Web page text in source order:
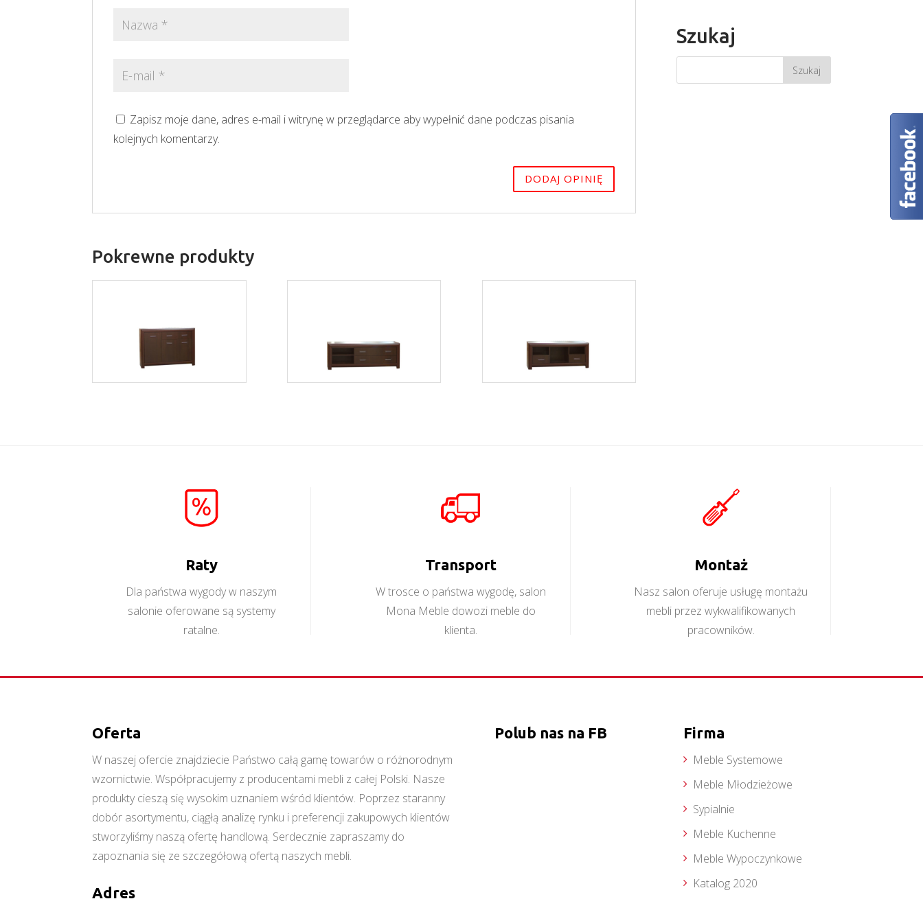
Zapisz moje dane, adres e-mail i witrynę w przeglądarce aby wypełnić dane podczas pisania
kolejnych komentarzy.
Pokrewne produkty
Szukaj
Raty
Dla państwa wygody w naszym
salonie oferowane są systemy
ratalne.
Transport
W trosce o państwa wygodę, salon
Mona Meble dowozi meble do
klienta.
Montaż
Nasz salon oferuje usługę montażu
mebli przez wykwalifikowanych
pracowników.
Oferta
W naszej ofercie znajdziecie Państwo całą gamę towarów o różnorodnym
wzornictwie. Współpracujemy z producentami mebli z całej Polski. Nasze
produkty cieszą się wysokim uznaniem wśród klientów. Poprzez staranny
dobór asortymentu, ciągłą analizę rynku i preferencji zakupowych klientów
stworzyliśmy naszą ofertę handlową. Serdecznie zapraszamy do
zapoznania się ze szczegółową ofertą naszych mebli.
Adres
Polub nas na FB Firma
Meble Systemowe
Meble Młodzieżowe
Sypialnie
Meble Kuchenne
Meble Wypoczynkowe
Katalog 2020